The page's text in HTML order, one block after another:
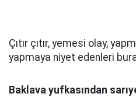
Çıtır çıtır, yemesi olay,
yapmaya niyet edenleri
Baklava yufkasından